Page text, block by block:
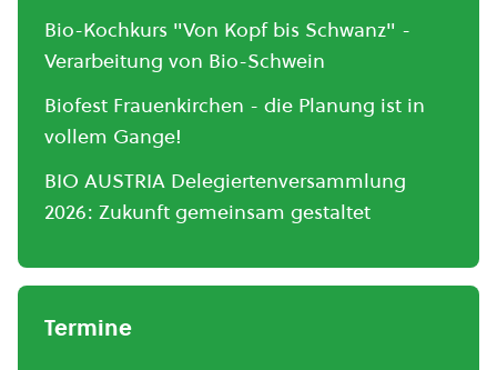
Bio-Kochkurs "Von Kopf bis Schwanz" -
Verarbeitung von Bio-Schwein
Biofest Frauenkirchen - die Planung ist in
vollem Gange!
BIO AUSTRIA Delegiertenversammlung
2026: Zukunft gemeinsam gestaltet
Termine